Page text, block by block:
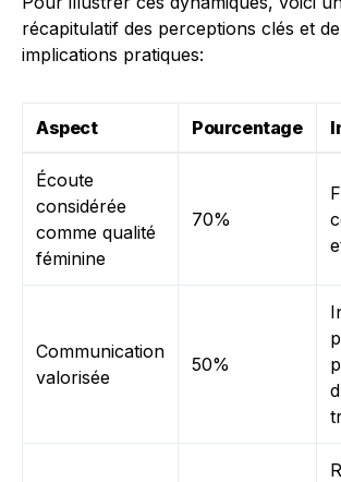
récapitulatif des perceptions clés et
implications pratiques:
Aspect Pourcentage
Écoute
considérée
comme qualité
féminine
70%
Communication
valorisée
50%